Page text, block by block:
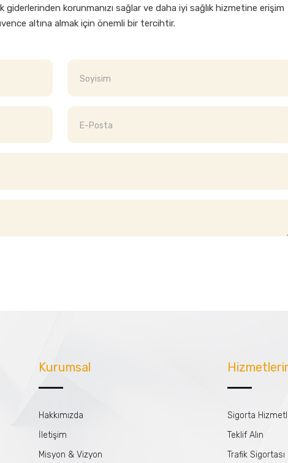
giderlerinden korunmanızı sağlar ve daha iyi sağlık hizmetine erişim
altına almak için önemli bir tercihtir.
Kurumsal
Hakkımızda
İletişim
Misyon & Vizyon
Sigorta
Teklif Alın
Trafik Sigortası